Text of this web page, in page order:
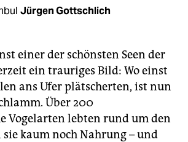
Jürgen Gottschlich
einer der schönsten Seen der
ein trauriges Bild: Wo einst
ans Ufer plätscherten, ist nun
Über 200
Vogelarten lebten rund um den
sie kaum noch Nahrung – und